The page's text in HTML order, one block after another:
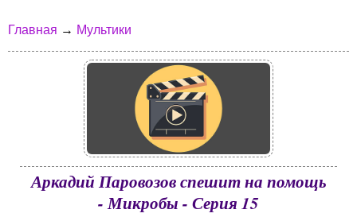
Главная → Мультики
Аркадий Паровозов спешит на помощь
- Микробы - Серия 15